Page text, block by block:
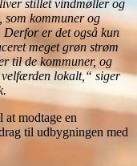
stillet vindmøller og
som kommuner og
er det også kun
meget grøn strøm
til de kommuner, og
velfærden lokalt,“ siger
modtage en
til udbygningen med